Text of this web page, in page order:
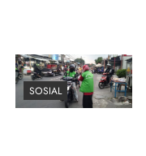
SOSIAL